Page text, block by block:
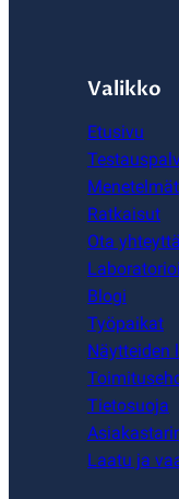
Valikko
Etusivu
Menetelmät
Ratkaisut
Ota yhteyttä
Blogi
Työpaikat
Näytteiden
Tietosuoja
Laatu ja